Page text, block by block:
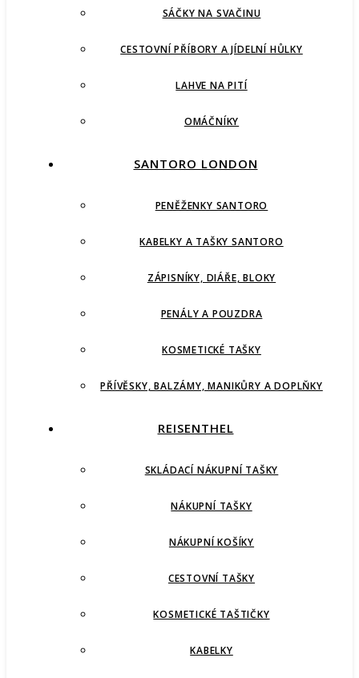
SÁČKY NA SVAČINU
CESTOVNÍ PŘÍBORY A JÍDELNÍ HŮLKY
LAHVE NA PITÍ
OMÁČNÍKY
SANTORO LONDON
PENĚŽENKY SANTORO
KABELKY A TAŠKY SANTORO
ZÁPISNÍKY, DIÁŘE, BLOKY
PENÁLY A POUZDRA
KOSMETICKÉ TAŠKY
PŘÍVĚSKY, BALZÁMY, MANIKŮRY A DOPLŇKY
REISENTHEL
SKLÁDACÍ NÁKUPNÍ TAŠKY
NÁKUPNÍ TAŠKY
NÁKUPNÍ KOŠÍKY
CESTOVNÍ TAŠKY
KOSMETICKÉ TAŠTIČKY
KABELKY